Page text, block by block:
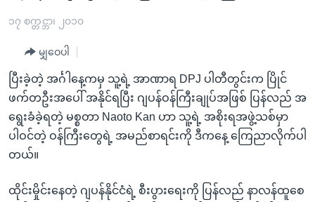
Link
များ
ပင်မ
အကြောင်းအရာ
သို့
ကျော်
ကြည့်
ပင်မ
ကမ္ဘာ့သတင်းများ
နိုင်ငံတကာ
အမေရိကန်
တရုတ်
အစ္စရေး-ပါလက်စတိုင်း
သတင်းလွတ်လပ်ခွင့်
ရပ်ဝန်းတခု လမ်းတခု အလွန်
အင်္ဂလိပ်စာလေ့လာမယ်
အမေရိကန်သုံးအီဒီယံ
ရုပ်ရှင်ထဲက အင်္ဂလိပ်စာ
အပတ်စဉ်ကဏ္ဍများ
တီဗွီ
ရေဒီယို/တီဗွီအစီအစဉ်
၁၇ စက္တင္ဘာ၊ ၂၀၁၀
မျှဝေပါ
ပြီးခဲ့တဲ့ အင်္ဂါနေ့ကမှ သူ့ရဲ့ အာဏာရ DPJ ပါတီတွင်းက ပြိုင်
ဖက်တဦးအပေါ် အနိုင်ရပြီး ဂျပန်ဝန်ကြီးချုပ်အဖြစ် ပြန်လည် အ
ရွေးခံခဲ့ရတဲ့ မစ္စတာ Naoto Kan ဟာ သူ့ရဲ့ အစိုးရအဖွဲ့သစ်မှာ
ပါဝင်တဲ့ ဝန်ကြီးတွေရဲ့ အမည်စာရင်းကို ဒီကနေ့ ကြေညာလိုက်ပါ
တယ်။
ထိုင်းမှိုင်းနေတဲ့ ဂျပန်နိုင်ငံရဲ့ စီးပွားရေးကို ပြန်လည် နာလန်ထူစေ